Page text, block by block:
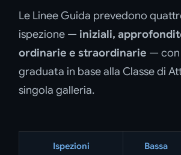
Le Linee Guida prevedono
ispezione — iniziali,
ordinarie e straordinarie — con
graduata in base alla Classe di
singola galleria.
Ispezioni Bassa